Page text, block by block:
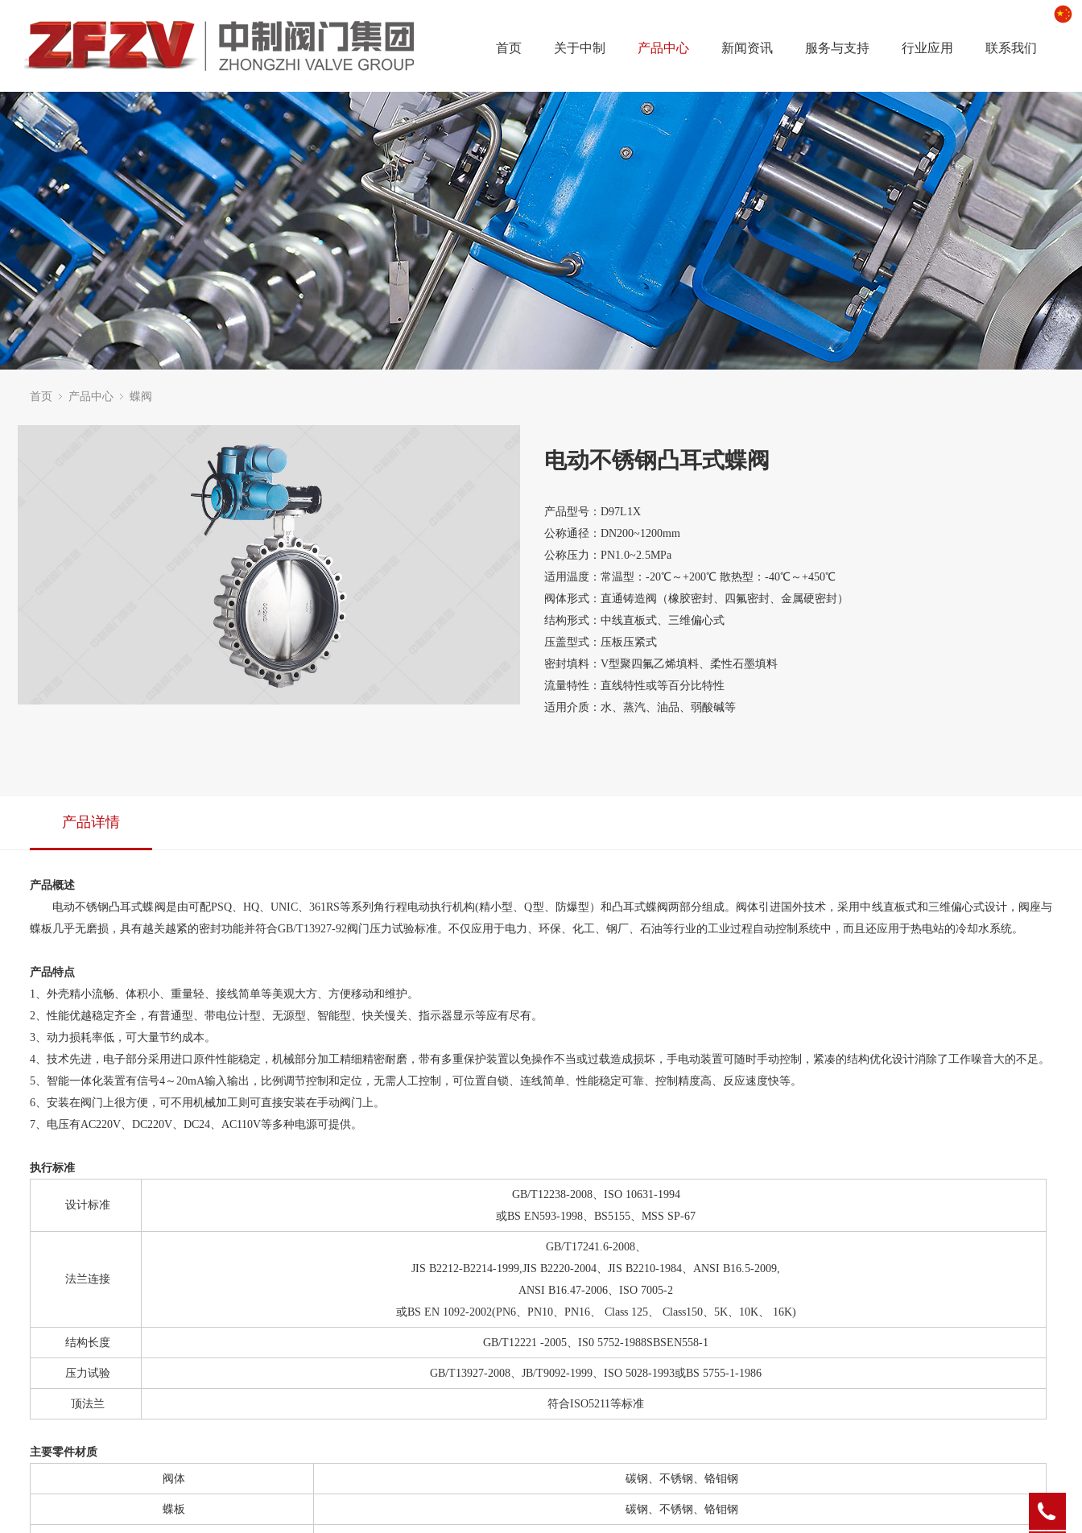
首页 关于中制 产品中心 新闻资讯 服务与支持 行业应用 联系我们
首页 产品中心 蝶阀
电动不锈钢凸耳式蝶阀
产品型号：D97L1X
公称通径：DN200~1200mm
公称压力：PN1.0~2.5MPa
适用温度：常温型：-20℃～+200℃ 散热型：-40℃～+450℃
阀体形式：直通铸造阀（橡胶密封、四氟密封、金属硬密封）
结构形式：中线直板式、三维偏心式
压盖型式：压板压紧式
密封填料：V型聚四氟乙烯填料、柔性石墨填料
流量特性：直线特性或等百分比特性
适用介质：水、蒸汽、油品、弱酸碱等
产品详情
产品概述
电动不锈钢凸耳式蝶阀是由可配PSQ、HQ、UNIC、361RS等系列角行程电动执行机构(精小型、Q型、防爆型）和凸耳式蝶阀两部分组成。阀体引进国外技术，采用中线直板式和三维偏心式设计，阀座与
蝶板几乎无磨损，具有越关越紧的密封功能并符合GB/T13927-92阀门压力试验标准。不仅应用于电力、环保、化工、钢厂、石油等行业的工业过程自动控制系统中，而且还应用于热电站的冷却水系统。
产品特点
1、外壳精小流畅、体积小、重量轻、接线简单等美观大方、方便移动和维护。
2、性能优越稳定齐全，有普通型、带电位计型、无源型、智能型、快关慢关、指示器显示等应有尽有。
3、动力损耗率低，可大量节约成本。
4、技术先进，电子部分采用进口原件性能稳定，机械部分加工精细精密耐磨，带有多重保护装置以免操作不当或过载造成损坏，手电动装置可随时手动控制，紧凑的结构优化设计消除了工作噪音大的不足。
5、智能一体化装置有信号4～20mA输入输出，比例调节控制和定位，无需人工控制，可位置自锁、连线简单、性能稳定可靠、控制精度高、反应速度快等。
6、安装在阀门上很方便，可不用机械加工则可直接安装在手动阀门上。
7、电压有AC220V、DC220V、DC24、AC110V等多种电源可提供。
执行标准
设计标准
GB/T12238-2008、ISO 10631-1994
或BS EN593-1998、BS5155、MSS SP-67
法兰连接
GB/T17241.6-2008、
JIS B2212-B2214-1999,JIS B2220-2004、JIS B2210-1984、ANSI B16.5-2009,
ANSI B16.47-2006、ISO 7005-2
或BS EN 1092-2002(PN6、PN10、PN16、 Class 125、 Class150、5K、10K、 16K)
结构长度 GB/T12221 -2005、IS0 5752-1988SBSEN558-1
压力试验 GB/T13927-2008、JB/T9092-1999、ISO 5028-1993或BS 5755-1-1986
顶法兰 符合ISO5211等标准
主要零件材质
阀体 碳钢、不锈钢、铬钼钢
蝶板 碳钢、不锈钢、铬钼钢